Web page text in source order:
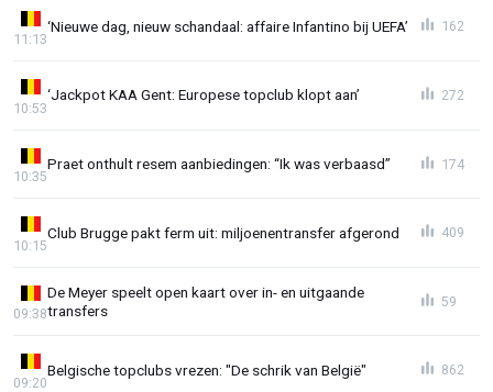
‘Nieuwe dag, nieuw schandaal: affaire Infantino bij UEFA’
11:13
162
‘Jackpot KAA Gent: Europese topclub klopt aan’
10:53
272
Praet onthult resem aanbiedingen: “Ik was verbaasd”
10:35
174
Club Brugge pakt ferm uit: miljoenentransfer afgerond
10:15
409
De Meyer speelt open kaart over in- en uitgaande
transfers
09:38
59
Belgische topclubs vrezen: "De schrik van België"
09:20
862